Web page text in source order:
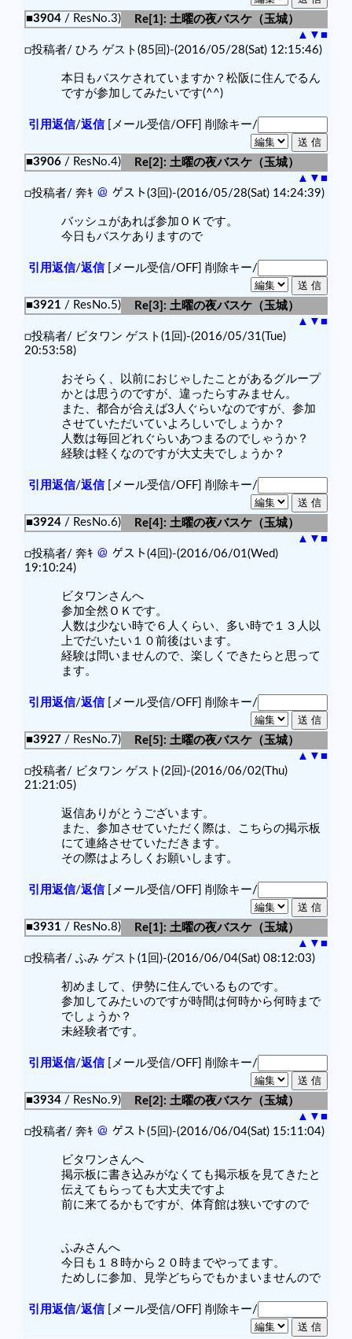
■3904 / ResNo.3)
Re[1]: 土曜の夜バスケ（玉城）
▲ ▼ ■
□投稿者/ ひろ ゲスト(85回)-(2016/05/28(Sat) 12:15:46)
本日もバスケされていますか？松阪に住んでるん
ですが参加してみたいです(^^)
引用返信/返信[メール受信/OFF] 削除キー/
■3906 / ResNo.4)
Re[2]: 土曜の夜バスケ（玉城）
▲ ▼ ■
□投稿者/ 奔ｷ ＠ ゲスト(3回)-(2016/05/28(Sat) 14:24:39)
バッシュがあれば参加ＯＫです。
今日もバスケありますので
引用返信/返信[メール受信/OFF] 削除キー/
■3921 / ResNo.5)
Re[3]: 土曜の夜バスケ（玉城）
▲ ▼ ■
□投稿者/ ビタワン ゲスト(1回)-(2016/05/31(Tue)
20:53:58)
おそらく、以前におじゃしたことがあるグループ
かとは思うのですが、違ったらすみません。
また、都合が合えば3人ぐらいなのですが、参加
させていただいていよろしいでしょうか？
人数は毎回どれぐらいあつまるのでしゃうか？
経験は軽くなのですが大丈夫でしょうか？
引用返信/返信[メール受信/OFF] 削除キー/
■3924 / ResNo.6)
Re[4]: 土曜の夜バスケ（玉城）
▲ ▼ ■
□投稿者/ 奔ｷ ＠ ゲスト(4回)-(2016/06/01(Wed)
19:10:24)
ビタワンさんへ
参加全然ＯＫです。
人数は少ない時で６人くらい、多い時で１３人以
上でだいたい１０前後はいます。
経験は問いませんので、楽しくできたらと思って
ます。
引用返信/返信[メール受信/OFF] 削除キー/
■3927 / ResNo.7)
Re[5]: 土曜の夜バスケ（玉城）
▲ ▼ ■
□投稿者/ ビタワン ゲスト(2回)-(2016/06/02(Thu)
21:21:05)
返信ありがとうございます。
また、参加させていただく際は、こちらの掲示板
にて連絡させていただきます。
その際はよろしくお願いします。
引用返信/返信[メール受信/OFF] 削除キー/
■3931 / ResNo.8)
Re[1]: 土曜の夜バスケ（玉城）
▲ ▼ ■
□投稿者/ ふみ ゲスト(1回)-(2016/06/04(Sat) 08:12:03)
初めまして、伊勢に住んでいるものです。
参加してみたいのですが時間は何時から何時まで
でしょうか？
未経験者です。
引用返信/返信[メール受信/OFF] 削除キー/
■3934 / ResNo.9)
Re[2]: 土曜の夜バスケ（玉城）
▲ ▼ ■
□投稿者/ 奔ｷ ＠ ゲスト(5回)-(2016/06/04(Sat) 15:11:04)
ビタワンさんへ
掲示板に書き込みがなくても掲示板を見てきたと
伝えてもらっても大丈夫ですよ
前に来てるかもですが、体育館は狭いですので
ふみさんへ
今日も１８時から２０時までやってます。
ためしに参加、見学どちらでもかまいませんので
引用返信/返信[メール受信/OFF] 削除キー/